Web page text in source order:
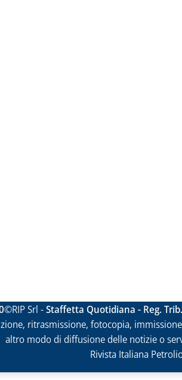
©RIP Srl -Staffetta Quotidiana - Reg.
ritrasmissione, fotocopia,
altro modo di diffusione delle notizie o
Rivista Italiana